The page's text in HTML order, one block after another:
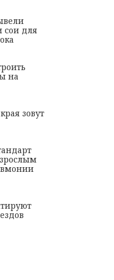
сои для
на
зовут